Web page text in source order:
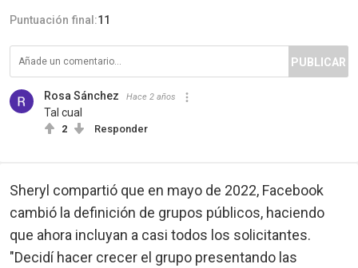
Puntuación final:11
PUBLICAR
Rosa Sánchez Hace 2 años
Tal cual
2 Responder
Sheryl compartió que en mayo de 2022, Facebook
cambió la definición de grupos públicos, haciendo
que ahora incluyan a casi todos los solicitantes.
"Decidí hacer crecer el grupo presentando las